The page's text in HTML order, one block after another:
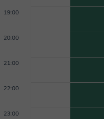
19:00
20:00
21:00
22:00
23:00